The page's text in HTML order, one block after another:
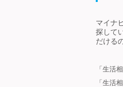
マイナ
探して
だける
「生活
「生活